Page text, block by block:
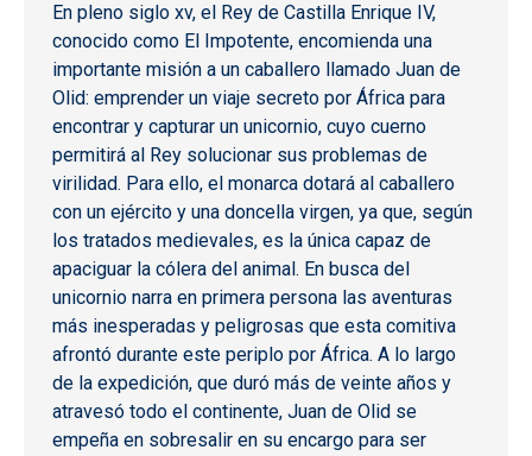
En pleno siglo xv, el Rey de Castilla Enrique IV,
conocido como El Impotente, encomienda una
importante misión a un caballero llamado Juan de
Olid: emprender un viaje secreto por África para
encontrar y capturar un unicornio, cuyo cuerno
permitirá al Rey solucionar sus problemas de
virilidad. Para ello, el monarca dotará al caballero
con un ejército y una doncella virgen, ya que, según
los tratados medievales, es la única capaz de
apaciguar la cólera del animal. En busca del
unicornio narra en primera persona las aventuras
más inesperadas y peligrosas que esta comitiva
afrontó durante este periplo por África. A lo largo
de la expedición, que duró más de veinte años y
atravesó todo el continente, Juan de Olid se
empeña en sobresalir en su encargo para ser